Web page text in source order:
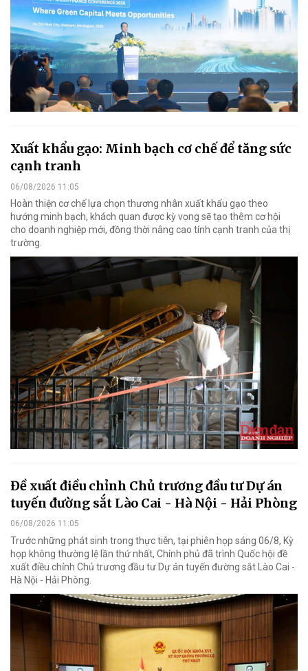
Xuất khẩu gạo: Minh bạch cơ chế để tăng sức
cạnh tranh
06/08/2026 11:05
Hoàn thiện cơ chế lựa chọn thương nhân xuất khẩu gạo theo
hướng minh bạch, khách quan được kỳ vọng sẽ tạo thêm cơ hội
cho doanh nghiệp mới, đồng thời nâng cao tính cạnh tranh của thị
trường.
Đề xuất điều chỉnh Chủ trương đầu tư Dự án
tuyến đường sắt Lào Cai - Hà Nội - Hải Phòng
06/08/2026 11:05
Trước những phát sinh trong thực tiễn, tại phiên họp sáng 06/8, Kỳ
họp không thường lệ lần thứ nhất, Chính phủ đã trình Quốc hội đề
xuất điều chỉnh Chủ trương đầu tư Dự án tuyến đường sắt Lào Cai -
Hà Nội - Hải Phòng.